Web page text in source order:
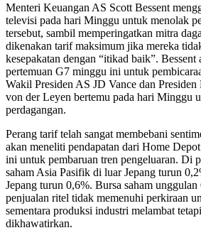
Menteri Keuangan AS Scott Bessent
televisi pada hari Minggu untuk menolak
tersebut, sambil memperingatkan mitra
dikenakan tarif maksimum jika mereka
kesepakatan dengan “itikad baik”. Bessent
pertemuan G7 minggu ini untuk
Wakil Presiden AS JD Vance dan
von der Leyen bertemu pada hari Minggu
perdagangan.
Perang tarif telah sangat membebani
akan meneliti pendapatan dari Home
ini untuk pembaruan tren pengeluaran. Di
saham Asia Pasifik di luar Jepang turun
Jepang turun 0,6%. Bursa saham
penjualan ritel tidak memenuhi perkiraan
sementara produksi industri melambat
dikhawatirkan.